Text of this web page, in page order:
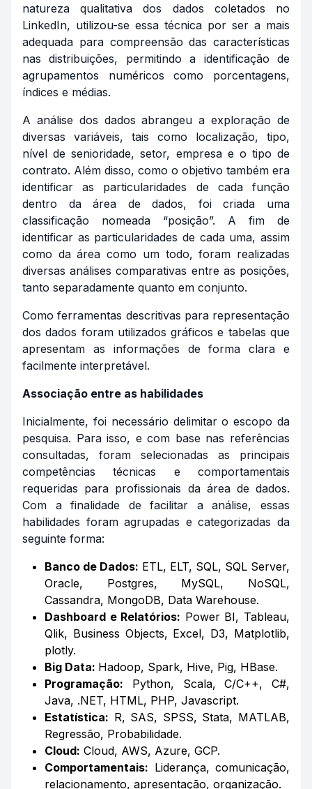
natureza qualitativa dos dados coletados no
LinkedIn, utilizou-se essa técnica por ser a mais
adequada para compreensão das características
nas distribuições, permitindo a identificação de
agrupamentos numéricos como porcentagens,
índices e médias.
A análise dos dados abrangeu a exploração de
diversas variáveis, tais como localização, tipo,
nível de senioridade, setor, empresa e o tipo de
contrato. Além disso, como o objetivo também era
identificar as particularidades de cada função
dentro da área de dados, foi criada uma
classificação nomeada “posição”. A fim de
identificar as particularidades de cada uma, assim
como da área como um todo, foram realizadas
diversas análises comparativas entre as posições,
tanto separadamente quanto em conjunto.
Como ferramentas descritivas para representação
dos dados foram utilizados gráficos e tabelas que
apresentam as informações de forma clara e
facilmente interpretável.
Associação entre as habilidades
Inicialmente, foi necessário delimitar o escopo da
pesquisa. Para isso, e com base nas referências
consultadas, foram selecionadas as principais
competências técnicas e comportamentais
requeridas para profissionais da área de dados.
Com a finalidade de facilitar a análise, essas
habilidades foram agrupadas e categorizadas da
seguinte forma:
Banco de Dados: ETL, ELT, SQL, SQL Server,
Oracle, Postgres, MySQL, NoSQL,
Cassandra, MongoDB, Data Warehouse.
Dashboard e Relatórios: Power BI, Tableau,
Qlik, Business Objects, Excel, D3, Matplotlib,
plotly.
Big Data: Hadoop, Spark, Hive, Pig, HBase.
Programação: Python, Scala, C/C++, C#,
Java, .NET, HTML, PHP, Javascript.
Estatística: R, SAS, SPSS, Stata, MATLAB,
Regressão, Probabilidade.
Cloud: Cloud, AWS, Azure, GCP.
Comportamentais: Liderança, comunicação,
relacionamento, apresentação, organização.